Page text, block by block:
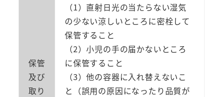
保管
及び
取り
（1）直射日光の当たらない湿気
の少ない涼しいところに密栓して
保管すること
（2）小児の手の届かないところ
に保管すること
（3）他の容器に入れ替えないこ
と（誤用の原因になったり品質が